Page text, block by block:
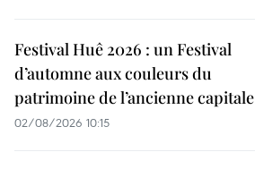
Festival Huê 2026 : un Festival
d’automne aux couleurs du
patrimoine de l’ancienne capitale
02/08/2026 10:15